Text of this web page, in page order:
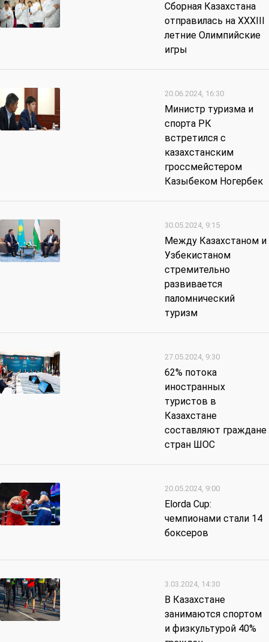
Сборная Казахстана
отправилась на XXXIII
летние Олимпийские
игры
20.06.2024, 16:30
Министр туризма и
спорта РК
встретился с
казахстанским
гроссмейстером
Казыбеком Ногербек
30.05.2024, 9:15
Между Казахстаном и
Узбекистаном
стремительно
развивается
паломнический
туризм
27.05.2024, 9:30
62% потока
иностранных
туристов в
Казахстане
составляют граждане
стран ШОС
20.05.2024, 9:00
Elorda Cup:
чемпионами стали 14
боксеров
3.03.2024, 14:30
В Казахстане
занимаются спортом
и физкультурой 40%